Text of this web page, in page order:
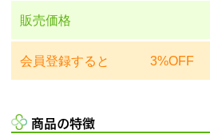
販売価格
会員登録すると 3%OFF
商品の特徴